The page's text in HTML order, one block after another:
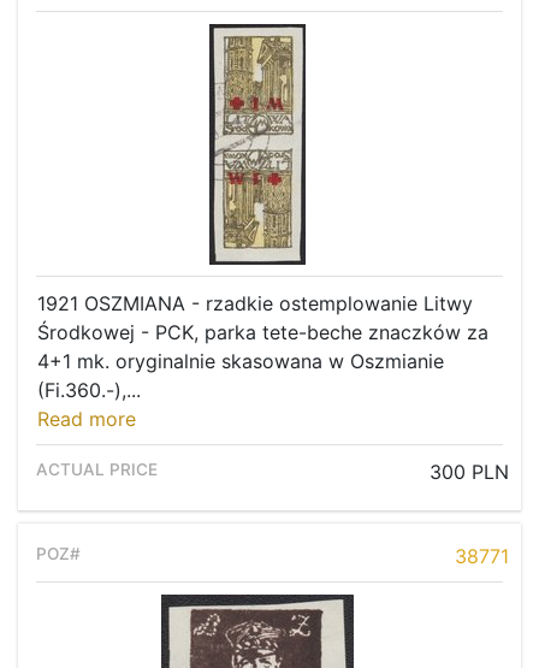
1921 OSZMIANA - rzadkie ostemplowanie Litwy
Środkowej - PCK, parka tete-beche znaczków za
4+1 mk. oryginalnie skasowana w Oszmianie
(Fi.360.-),...
Read more
300 PLN
38771